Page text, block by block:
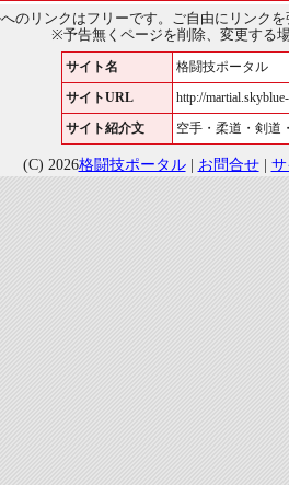
のリンクはフリーです。ご自由にリンク
※予告無くページを削除、変更する
サイト名 格闘技ポータル
サイトURL http://
サイト紹介文 空手・柔道・剣道
(C) 2026格闘技ポータル| お問合せ|